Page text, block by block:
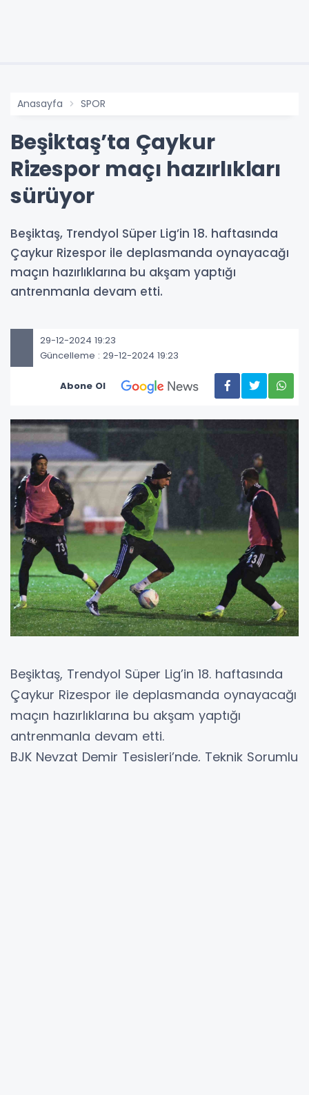
Anasayfa SPOR
Beşiktaş’ta Çaykur
Rizespor maçı hazırlıkları
sürüyor
Beşiktaş, Trendyol Süper Lig’in 18. haftasında
Çaykur Rizespor ile deplasmanda oynayacağı
maçın hazırlıklarına bu akşam yaptığı
antrenmanla devam etti.
29-12-2024 19:23
Güncelleme : 29-12-2024 19:23
Abone Ol
Beşiktaş, Trendyol Süper Lig’in 18. haftasında
Çaykur Rizespor ile deplasmanda oynayacağı
maçın hazırlıklarına bu akşam yaptığı
antrenmanla devam etti.
BJK Nevzat Demir Tesisleri’nde, Teknik Sorumlu